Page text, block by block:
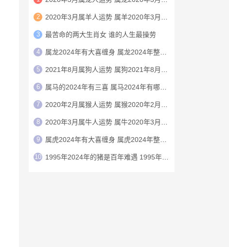
2 2020年3月属羊人运势 属羊2020年3月运程
3 最苦命的两大生肖女 谁的人生最操劳
4 属龙2024年有大喜缠身 属龙2024年整体运势
5 2021年8月属狗人运势 属狗2021年8月运程
6 属马的2024年有三喜 属马2024年有哪三喜
7 2020年2月属猴人运势 属猴2020年2月运程
8 2020年3月属牛人运势 属牛2020年3月运程
9 属虎2024年有大喜缠身 属虎2024年整体运势
10 1995年2024年的猪是百年难遇 1995年2024年猪运势如何